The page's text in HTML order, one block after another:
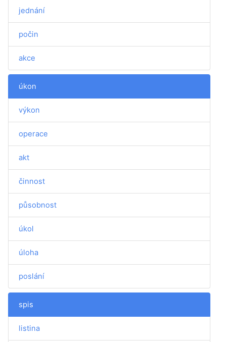
jednání
počin
akce
úkon
výkon
operace
akt
činnost
působnost
úkol
úloha
poslání
spis
listina